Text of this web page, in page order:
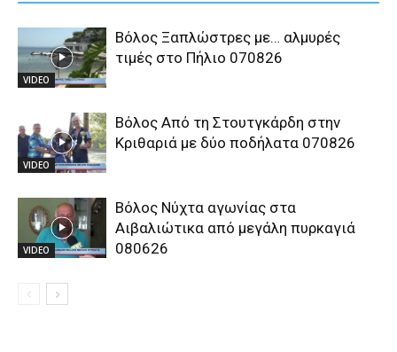
VIDEO
Βόλος Ξαπλώστρες με… αλμυρές
τιμές στο Πήλιο 070826
VIDEO
Βόλος Από τη Στουτγκάρδη στην
Κριθαριά με δύο ποδήλατα 070826
VIDEO
Βόλος Νύχτα αγωνίας στα
Αιβαλιώτικα από μεγάλη πυρκαγιά
080626